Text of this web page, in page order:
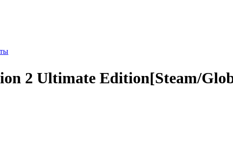
2 Ultimate Edition[Steam/